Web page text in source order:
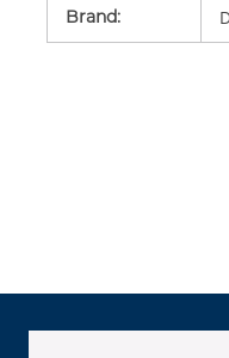
Brand: